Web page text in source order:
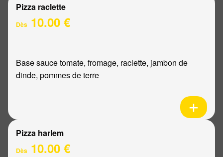
Pizza raclette
Dès 10.00 €
Base sauce tomate, fromage, raclette, jambon de
dinde, pommes de terre
Pizza harlem
Dès 10.00 €